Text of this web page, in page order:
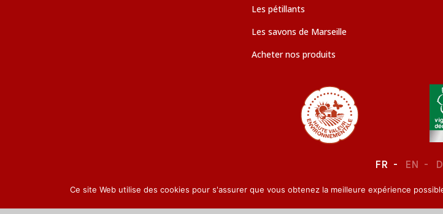
Les pétillants
Les savons de Marseille
Acheter nos produits
FR EN
Ce site Web utilise des cookies pour s'assurer que vous obtenez la meilleure expérience